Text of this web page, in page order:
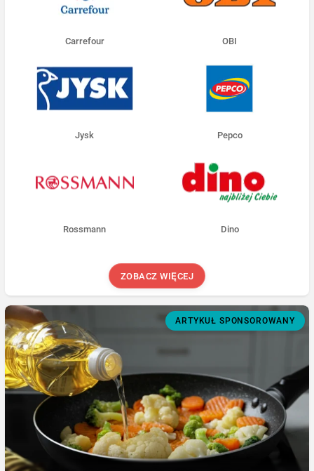
Carrefour OBI
Jysk Pepco
Rossmann Dino
ZOBACZ WIĘCEJ
ARTYKUŁ SPONSOROWANY